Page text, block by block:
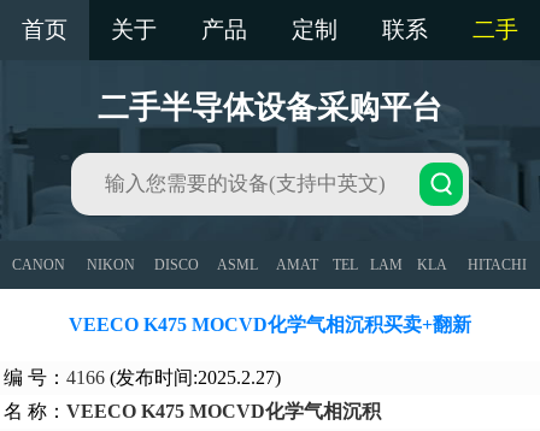
首页 关于 产品 定制 联系 二手
二手半导体设备采购平台
CANON NIKON DISCO ASML AMAT TEL LAM KLA HITACHI
VEECO K475 MOCVD化学气相沉积买卖+翻新
编 号： 4166 (发布时间:2025.2.27)
名 称： VEECO K475 MOCVD化学气相沉积